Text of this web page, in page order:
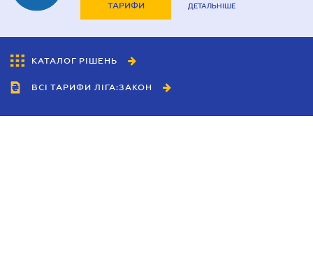
ТАРИФИ ДЕТАЛЬНІШЕ
КАТАЛОГ РІШЕНЬ
ВСІ ТАРИФИ ЛІГА:ЗАКОН